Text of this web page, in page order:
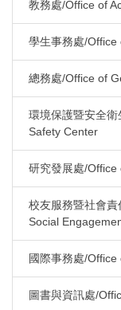
教務處/Office of
學生事務處/
總務處/Office of
環境保護暨安全
Safety Center
研究發展處/
校友服務暨社會
Social
國際事務處/
圖書與資訊處/